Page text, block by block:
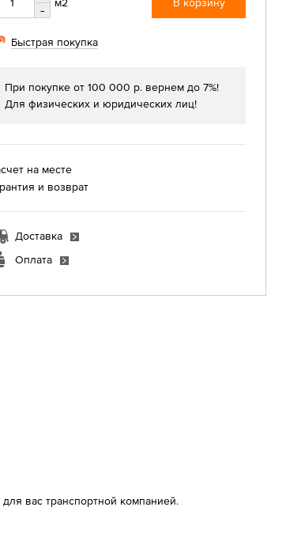
-
Быстрая покупка
При покупке от 100 000 р. вернем до 7%!
Для физических и юридических лиц!
на месте
и возврат
Доставка
Оплата
вас транспортной компанией.